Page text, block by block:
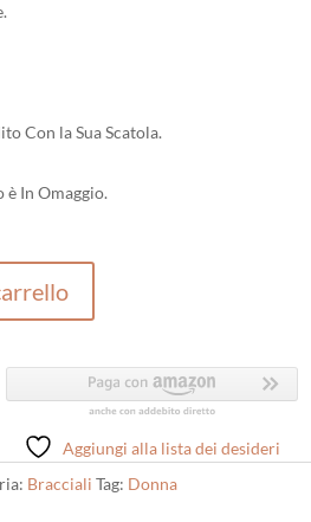
Con la Sua Scatola.
è In Omaggio.
Aggiungi alla lista dei desideri
Bracciali Tag: Donna